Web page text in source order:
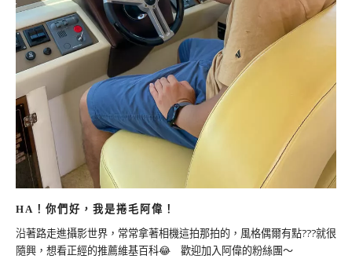
HA！你們好，我是捲毛阿偉！
沿著路走進攝影世界，常常拿著相機這拍那拍的，風格偶爾有點???就很
隨興，想看正經的推薦維基百科😂 歡迎加入阿偉的粉絲團～